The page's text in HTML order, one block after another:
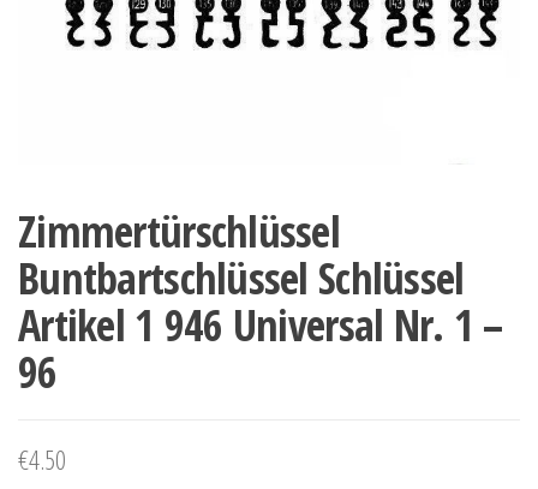
Zimmertürschlüssel
Buntbartschlüssel Schlüssel
Artikel 1 946 Universal Nr. 1 –
96
€4.50